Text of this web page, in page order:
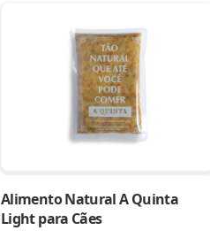
Alimento Natural A Quinta
Light para Cães